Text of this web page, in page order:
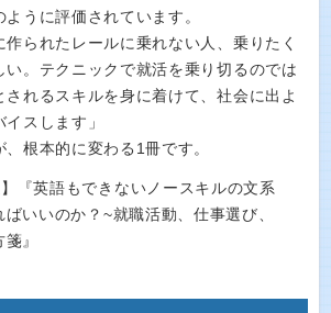
うに評価されています。
作られたレールに乗れない人、乗りたく
い。テクニックで就活を乗り切るのでは
されるスキルを身に着けて、社会に出よ
スします」
根本的に変わる1冊です。